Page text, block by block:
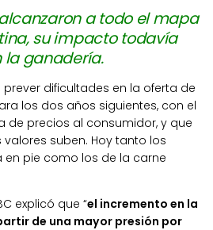
a todo el mapa
su impacto todavía
la ganadería.
dificultades en la oferta de
los dos años siguientes, con el
de precios al consumidor, y que
suben. Hoy tanto los
pie como los de la carne
explicó que “el incremento en la
de una mayor presión por